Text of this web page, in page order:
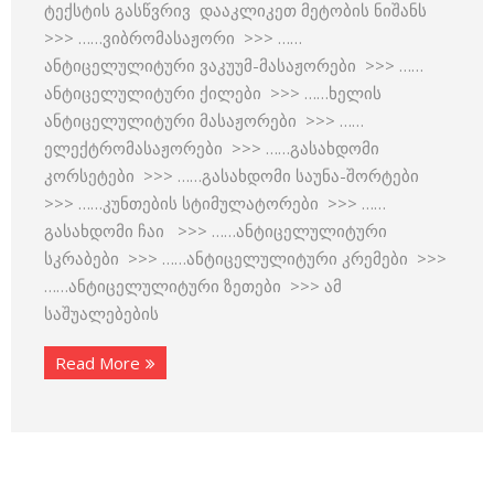
ტექსტის გასწვრივ დააკლიკეთ მეტობის ნიშანს
>>> ……ვიბრომასაჟორი >>> ……
ანტიცელულიტური ვაკუუმ-მასაჟორები >>> ……
ანტიცელულიტური ქილები >>> ……ხელის
ანტიცელულიტური მასაჟორები >>> ……
ელექტრომასაჟორები >>> ……გასახდომი
კორსეტები >>> ……გასახდომი საუნა-შორტები
>>> ……კუნთების სტიმულატორები >>> ……
გასახდომი ჩაი >>> ……ანტიცელულიტური
სკრაბები >>> ……ანტიცელულიტური კრემები >>>
……ანტიცელულიტური ზეთები >>> ამ
საშუალებების
Read More